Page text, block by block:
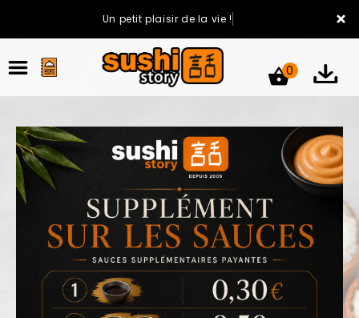
×
Un petit plaisir de la vie !
ACCUEIL
LA CARTE
VOTRE COMPTE
0